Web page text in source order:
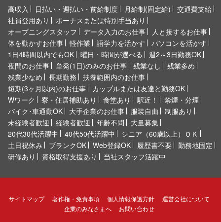
高収入 日払い・週払い・前給制度 月給制(固定給)
交通費支給
社員登用あり
ボーナスまたは特別手当あり
オープニングスタッフ
データ入力のお仕事
人と接するお仕事
体を動かすお仕事
軽作業 語学力を活かす
パソコンを活かす
1日4時間以内でもOK
曜日・時間が選べる
週2～3日勤務OK
夜間のお仕事
単発(1日)のみのお仕事 残業なし
残業多め
残業少なめ
長期勤務
扶養範囲内のお仕事
短期(3ヶ月以内)のお仕事
カップルまたは友達と勤務OK
Wワーク
寮・住居補助あり 食堂あり 駅近！
禁煙・分煙
バイク･車通勤OK
大手企業のお仕事 服装自由
制服あり
未経験者歓迎
経験者歓迎 年齢不問
大量募集
20代30代活躍中
40代50代活躍中
シニア（60歳以上）ＯＫ
土日祝休み
ブランクOK Web登録OK 履歴書不要
勤務地固定
研修あり
資格取得支援あり 当社スタッフ活躍中
サイトマップ 著作権・免責事項 個人情報保護方針
運営会社について
企業のみなさまへ
お問い合わせ